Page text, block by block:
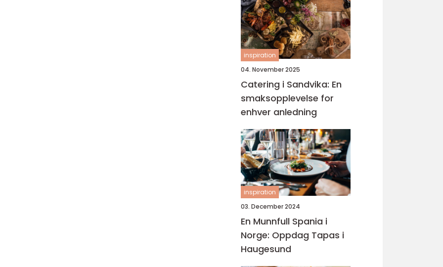
inspiration
04. November 2025
Catering i Sandvika: En
smaksopplevelse for
enhver anledning
inspiration
03. December 2024
En Munnfull Spania i
Norge: Oppdag Tapas i
Haugesund